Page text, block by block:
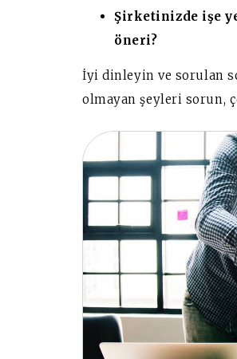
Şirketinizde işe
öneri?
İyi dinleyin ve sorulan
olmayan şeyleri sorun,